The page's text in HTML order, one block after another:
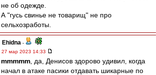
не об одежде.
А "гусь свинье не товарищ" не про
сельхозработы.
Ehidna -
27 мар 2023 14:33
mmmmm , да, Денисов здорово удивил, когда
начал в атаке пасики отдавать шикарные по